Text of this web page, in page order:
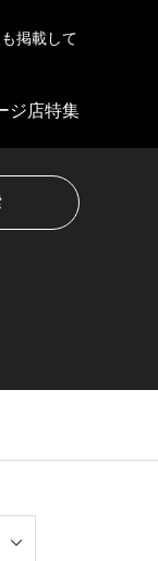
掲載して
ジ店特集